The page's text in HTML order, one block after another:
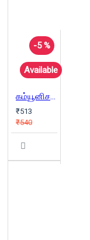
-5 %
Available
கம்யூனிசம் ஜென் நெருப்பு ஜென் காற்று
₹513
₹540